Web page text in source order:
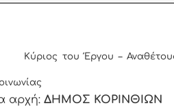
του Έργου –
αρχή:ΔΗΜΟΣ ΚΟΡΙΝΘΙΩΝ